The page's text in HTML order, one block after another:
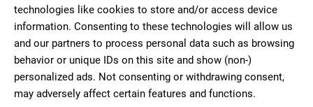
technologies like cookies to store and/or access device
information. Consenting to these technologies will allow us
and our partners to process personal data such as browsing
behavior or unique IDs on this site and show (non-)
personalized ads. Not consenting or withdrawing consent,
may adversely affect certain features and functions.
Antonio
Mercader
10
Buena atención, y siempre
correctos. Se portan muy bien y tienen
se todo.